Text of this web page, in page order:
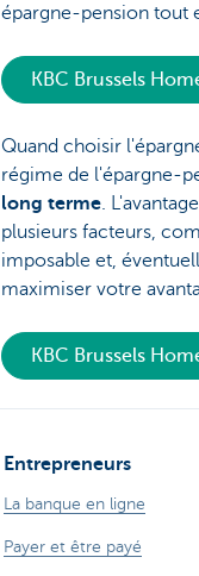
épargne-pension tout
KBC Brussels
Quand choisir
régime de l'épargne-
long terme.
plusieurs facteurs,
imposable et,
maximiser votre
KBC Brussels
Entrepreneurs
La banque en ligne
Payer et être payé